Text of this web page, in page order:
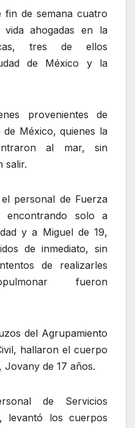
fin de semana cuatro
ahogadas en la
tres de ellos
de México y la
provenientes de
México, quienes la
al mar, sin
salir.
personal de Fuerza
encontrando solo a
y a Miguel de 19,
de inmediato, sin
de realizarles
fueron
del Agrupamiento
hallaron el cuerpo
Jovany de 17 años.
de Servicios
levantó los cuerpos